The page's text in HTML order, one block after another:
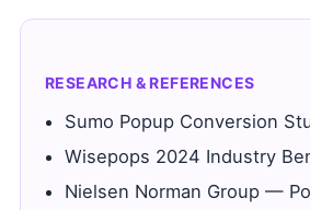
RESEARCH & REFERENCES
Sumo Popup Conversion
Wisepops 2024 Industry
Nielsen Norman Group —